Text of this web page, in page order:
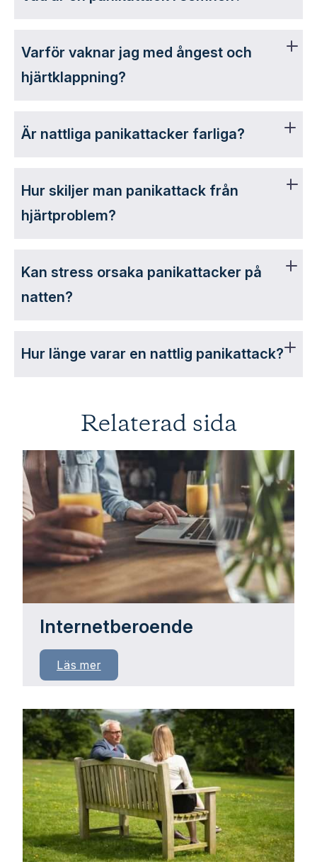
Varför vaknar jag med ångest och
hjärtklappning?
Är nattliga panikattacker farliga?
Hur skiljer man panikattack från
hjärtproblem?
Kan stress orsaka panikattacker på
natten?
Hur länge varar en nattlig panikattack?
Relaterad sida
Internetberoende
Läs mer